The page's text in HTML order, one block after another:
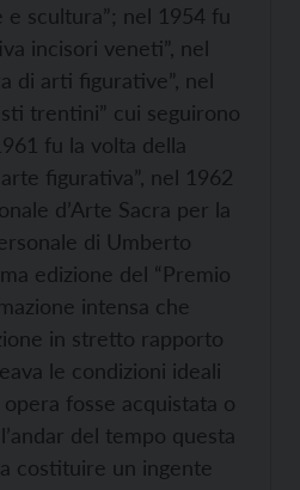
e scultura”; nel 1954 fu
incisori veneti”, nel
di arti figurative”, nel
trentini” cui seguirono
fu la volta della
figurativa”, nel 1962
d’Arte Sacra per la
di Umberto
edizione del “Premio
intensa che
in stretto rapporto
le condizioni ideali
fosse acquistata o
del tempo questa
costituire un ingente